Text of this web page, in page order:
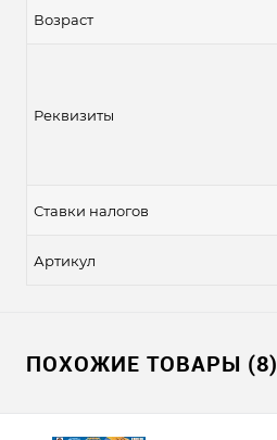
Возраст
Реквизиты
Ставки налогов
Артикул
ПОХОЖИЕ ТОВАРЫ (8)